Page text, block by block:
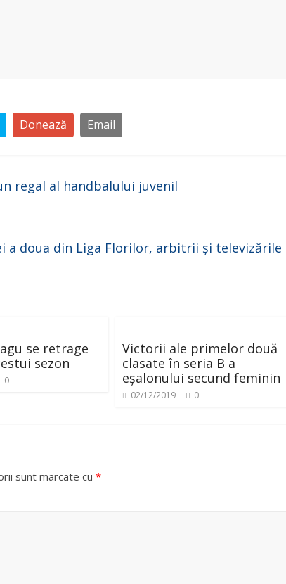
Donează Email
regal al handbalului juvenil
a doua din Liga Florilor, arbitrii și televizările
se retrage
sezon
0
Victorii ale primelor două
clasate în seria B a
eșalonului secund feminin
02/12/2019 0
sunt marcate cu *